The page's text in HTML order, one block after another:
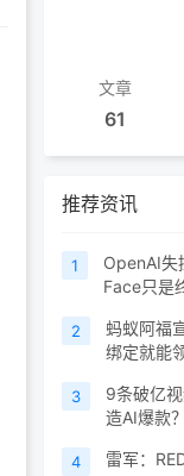
文章
61
推荐资讯
1
OpenAI失
Face只是
2
蚂蚁阿福
绑定就能
3
9条破亿
造AI爆款？
4 雷军：